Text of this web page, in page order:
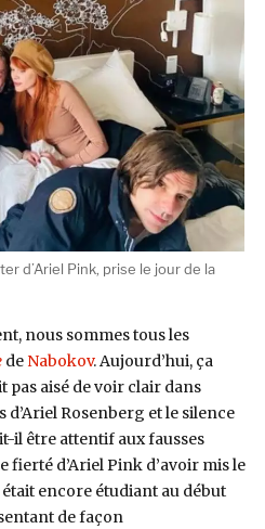
d’Ariel Pink, prise le jour de la
nous sommes tous les
de Nabokov. Aujourd’hui, ça
pas aisé de voir clair dans
d’Ariel Rosenberg et le silence
il être attentif aux fausses
fierté d’Ariel Pink d’avoir mis le
encore étudiant au début
de façon